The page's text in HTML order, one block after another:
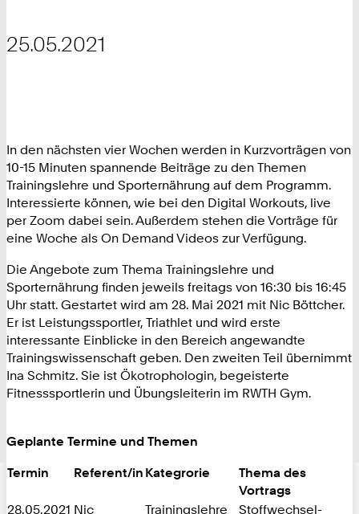
25.05.2021
In den nächsten vier Wochen werden in Kurzvorträgen von
10-15 Minuten spannende Beiträge zu den Themen
Trainingslehre und Sporternährung auf dem Programm.
Interessierte können, wie bei den Digital Workouts, live
per Zoom dabei sein. Außerdem stehen die Vorträge für
eine Woche als On Demand Videos zur Verfügung.
Die Angebote zum Thema Trainingslehre und
Sporternährung finden jeweils freitags von 16:30 bis 16:45
Uhr statt. Gestartet wird am 28. Mai 2021 mit Nic Böttcher.
Er ist Leistungssportler, Triathlet und wird erste
interessante Einblicke in den Bereich angewandte
Trainingswissenschaft geben. Den zweiten Teil übernimmt
Ina Schmitz. Sie ist Ökotrophologin, begeisterte
Fitnesssportlerin und Übungsleiterin im RWTH Gym.
Geplante Termine und Themen
Termin
Referent/in Kategrorie
Thema des
Vortrags
28.05.2021 Nic
Trainingslehre
Stoffwechsel-